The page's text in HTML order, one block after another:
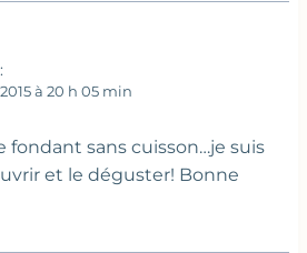
à 20 h 05 min
fondant sans cuisson…je suis
et le déguster! Bonne